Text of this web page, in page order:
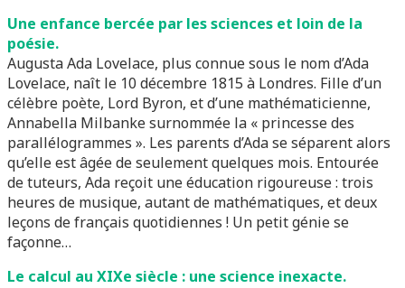
Une enfance bercée par les sciences et loin de la
poésie.
Augusta Ada Lovelace, plus connue sous le nom d’Ada
Lovelace, naît le 10 décembre 1815 à Londres. Fille d’un
célèbre poète, Lord Byron, et d’une mathématicienne,
Annabella Milbanke surnommée la « princesse des
parallélogrammes ». Les parents d’Ada se séparent alors
qu’elle est âgée de seulement quelques mois. Entourée
de tuteurs, Ada reçoit une éducation rigoureuse : trois
heures de musique, autant de mathématiques, et deux
leçons de français quotidiennes ! Un petit génie se
façonne…
Le calcul au XIXe siècle : une science inexacte.